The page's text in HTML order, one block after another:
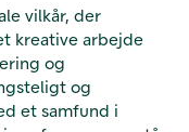
vilkår, der
kreative arbejde
og
og
et samfund i